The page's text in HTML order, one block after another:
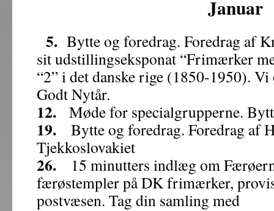
Januar
5. Bytte og foredrag. Foredrag af
sit udstillingseksponat “Frimærker
“2” i det danske rige (1850-1950). Vi
Godt Nytår.
12. Møde for specialgrupperne.
19. Bytte og foredrag. Foredrag af
Tjekkoslovakiet
26. 15 minutters indlæg om
færøstempler på DK frimærker,
postvæsen. Tag din samling med